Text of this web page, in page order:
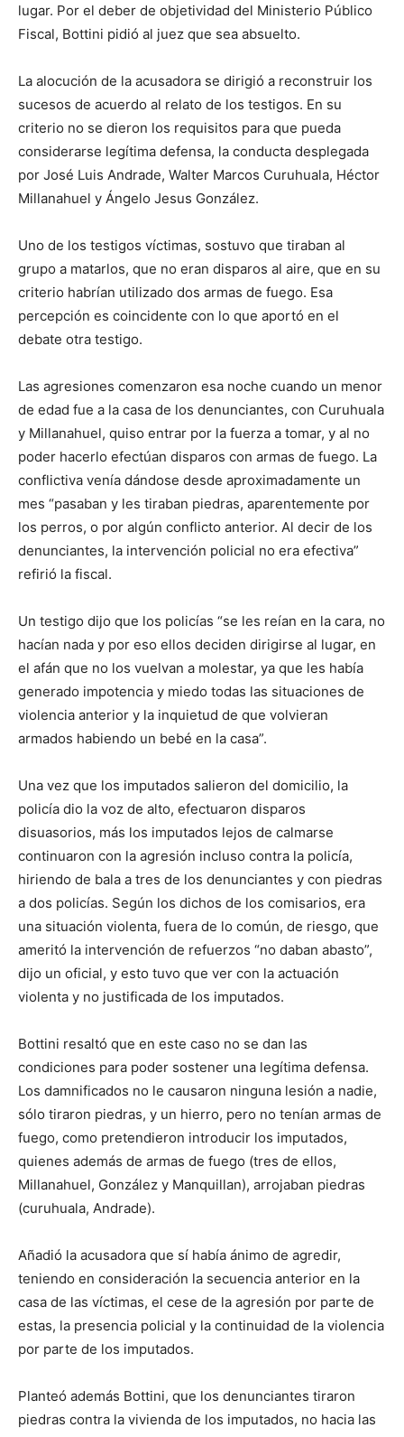
lugar. Por el deber de objetividad del Ministerio Público
Fiscal, Bottini pidió al juez que sea absuelto.
La alocución de la acusadora se dirigió a reconstruir los
sucesos de acuerdo al relato de los testigos. En su
criterio no se dieron los requisitos para que pueda
considerarse legítima defensa, la conducta desplegada
por José Luis Andrade, Walter Marcos Curuhuala, Héctor
Millanahuel y Ángelo Jesus González.
Uno de los testigos víctimas, sostuvo que tiraban al
grupo a matarlos, que no eran disparos al aire, que en su
criterio habrían utilizado dos armas de fuego. Esa
percepción es coincidente con lo que aportó en el
debate otra testigo.
Las agresiones comenzaron esa noche cuando un menor
de edad fue a la casa de los denunciantes, con Curuhuala
y Millanahuel, quiso entrar por la fuerza a tomar, y al no
poder hacerlo efectúan disparos con armas de fuego. La
conflictiva venía dándose desde aproximadamente un
mes “pasaban y les tiraban piedras, aparentemente por
los perros, o por algún conflicto anterior. Al decir de los
denunciantes, la intervención policial no era efectiva”
refirió la fiscal.
Un testigo dijo que los policías “se les reían en la cara, no
hacían nada y por eso ellos deciden dirigirse al lugar, en
el afán que no los vuelvan a molestar, ya que les había
generado impotencia y miedo todas las situaciones de
violencia anterior y la inquietud de que volvieran
armados habiendo un bebé en la casa”.
Una vez que los imputados salieron del domicilio, la
policía dio la voz de alto, efectuaron disparos
disuasorios, más los imputados lejos de calmarse
continuaron con la agresión incluso contra la policía,
hiriendo de bala a tres de los denunciantes y con piedras
a dos policías. Según los dichos de los comisarios, era
una situación violenta, fuera de lo común, de riesgo, que
ameritó la intervención de refuerzos “no daban abasto”,
dijo un oficial, y esto tuvo que ver con la actuación
violenta y no justificada de los imputados.
Bottini resaltó que en este caso no se dan las
condiciones para poder sostener una legítima defensa.
Los damnificados no le causaron ninguna lesión a nadie,
sólo tiraron piedras, y un hierro, pero no tenían armas de
fuego, como pretendieron introducir los imputados,
quienes además de armas de fuego (tres de ellos,
Millanahuel, González y Manquillan), arrojaban piedras
(curuhuala, Andrade).
Añadió la acusadora que sí había ánimo de agredir,
teniendo en consideración la secuencia anterior en la
casa de las víctimas, el cese de la agresión por parte de
estas, la presencia policial y la continuidad de la violencia
por parte de los imputados.
Planteó además Bottini, que los denunciantes tiraron
piedras contra la vivienda de los imputados, no hacia las